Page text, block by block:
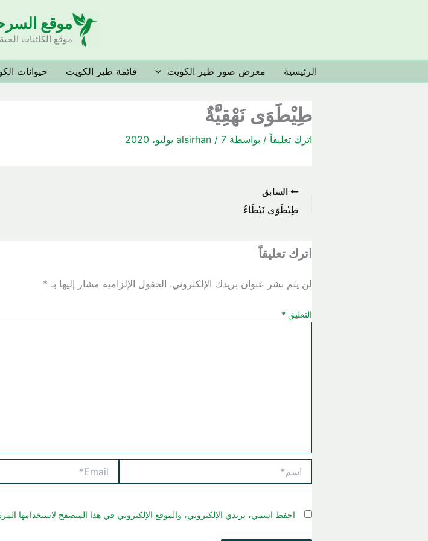
موقع
موقع الكائنات
الرئيسية معرض صور طير الكويت قائمة طير الكويت حيوانات
طِيْطَوَى نَهْقِيَّةٌ
اترك تعليقاً / بواسطة alsirhan / 7 يوليو، 2020
السابق
طِيْطَوَى نَبْطَاءُ
اترك تعليقاً
لن يتم نشر عنوان بريدك الإلكتروني. الحقول الإلزامية مشار إليها بـ *
التعليق *
احفظ اسمي، بريدي الإلكتروني، والموقع الإلكتروني في هذا المتصفح لاستخدامها